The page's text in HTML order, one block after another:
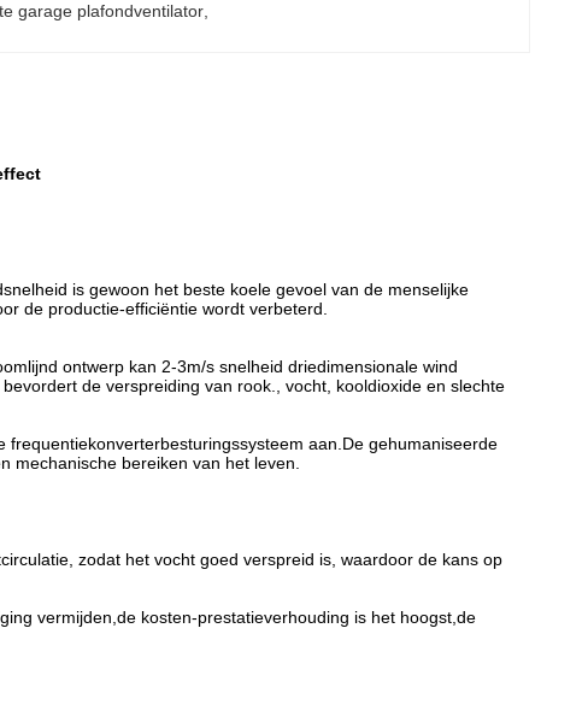
garage plafondventilator
is gewoon het beste koele gevoel van de menselijke
de productie-efficiëntie wordt verbeterd.
ontwerp kan 2-3m/s snelheid driedimensionale wind
de verspreiding van rook., vocht, kooldioxide en slechte
aan.De gehumaniseerde
mechanische bereiken van het leven.
zodat het vocht goed verspreid is, waardoor de kans op
vermijden,de kosten-prestatieverhouding is het hoogst,de